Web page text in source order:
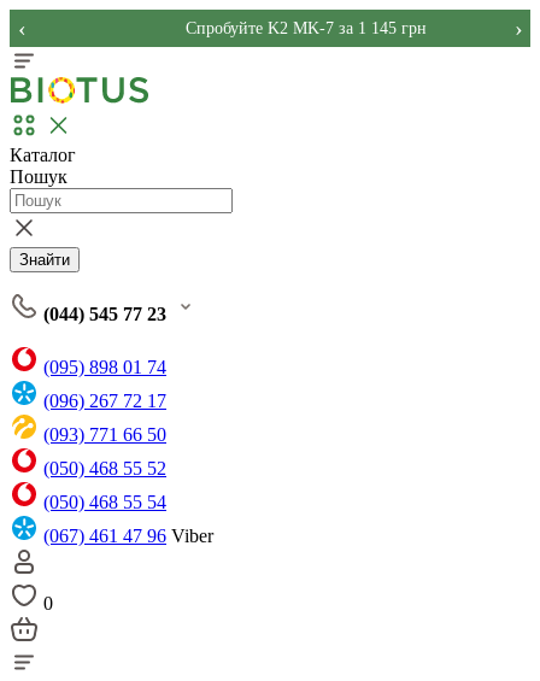
Спробуйте K2 MK-7 за 1 145 грн
‹ ›
Каталог
Пошук
Знайти
(044) 545 77 23
(095) 898 01 74
(096) 267 72 17
(093) 771 66 50
(050) 468 55 52
(050) 468 55 54
(067) 461 47 96 Viber
0